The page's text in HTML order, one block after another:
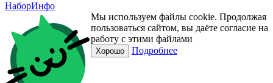
НаборИнфо
Мы используем файлы cookie. Продолжая
пользоваться сайтом, вы даёте согласие на
работу с этими файлами
Хорошо Подробнее